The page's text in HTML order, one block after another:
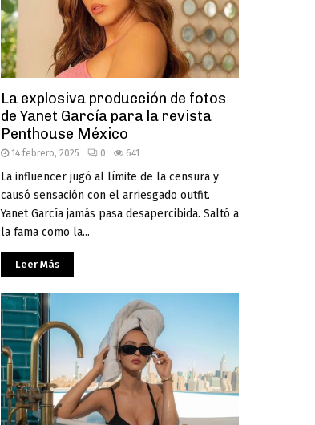
La explosiva producción de fotos
de Yanet García para la revista
Penthouse México
14 febrero, 2025 0 641
La influencer jugó al límite de la censura y
causó sensación con el arriesgado outfit.
Yanet García jamás pasa desapercibida. Saltó a
la fama como la...
Leer Más